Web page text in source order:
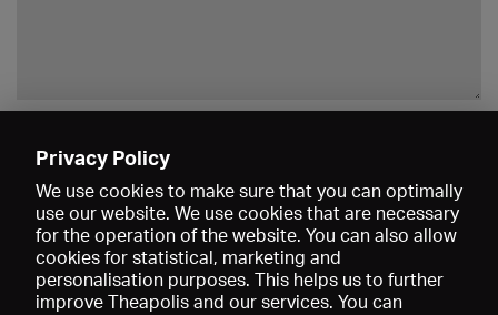
Privacy Policy
We use cookies to make sure that you can optimally
use our website. We use cookies that are necessary
for the operation of the website. You can also allow
cookies for statistical, marketing and
personalisation purposes. This helps us to further
improve Theapolis and our services. You can